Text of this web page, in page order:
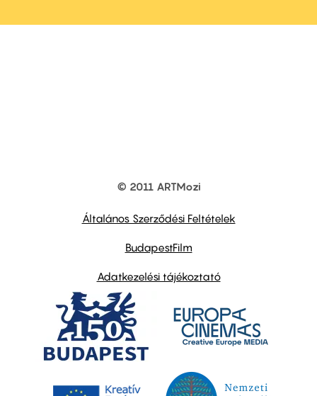
© 2011 ARTMozi
Általános Szerződési Feltételek
BudapestFilm
Adatkezelési tájékoztató